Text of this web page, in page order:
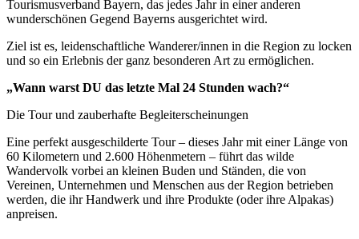
Tourismusverband Bayern, das jedes Jahr in einer anderen
wunderschönen Gegend Bayerns ausgerichtet wird.
Ziel ist es, leidenschaftliche Wanderer/innen in die Region zu locken
und so ein Erlebnis der ganz besonderen Art zu ermöglichen.
„Wann warst DU das letzte Mal 24 Stunden wach?“
Die Tour und zauberhafte Begleiterscheinungen
Eine perfekt ausgeschilderte Tour – dieses Jahr mit einer Länge von
60 Kilometern und 2.600 Höhenmetern – führt das wilde
Wandervolk vorbei an kleinen Buden und Ständen, die von
Vereinen, Unternehmen und Menschen aus der Region betrieben
werden, die ihr Handwerk und ihre Produkte (oder ihre Alpakas)
anpreisen.